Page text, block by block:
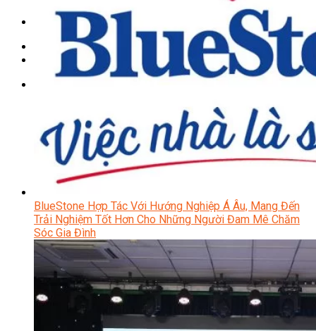
Chưa có sản phẩm trong giỏ hàng.
Chưa có sản phẩm trong giỏ hàng.
BlueStone Hợp Tác Với Hướng Nghiệp Á Âu, Mang Đến
Trải Nghiệm Tốt Hơn Cho Những Người Đam Mê Chăm
Sóc Gia Đình